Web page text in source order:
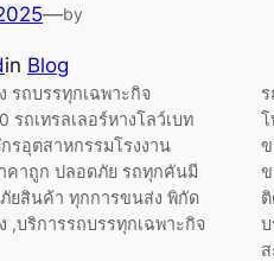
—by
in Blog
รถบรรทุกเฉพาะกิจ
ถเทรลเลอร์หางโลว์เบท
รอุตสาหกรรมโรงงาน
คาถูก ปลอดภัย รถทุกคันมี
ยสินค้า ทุกการขนส่ง พิกัด
,บริการรถบรรทุกเฉพาะกิจ
โ
บ
ส